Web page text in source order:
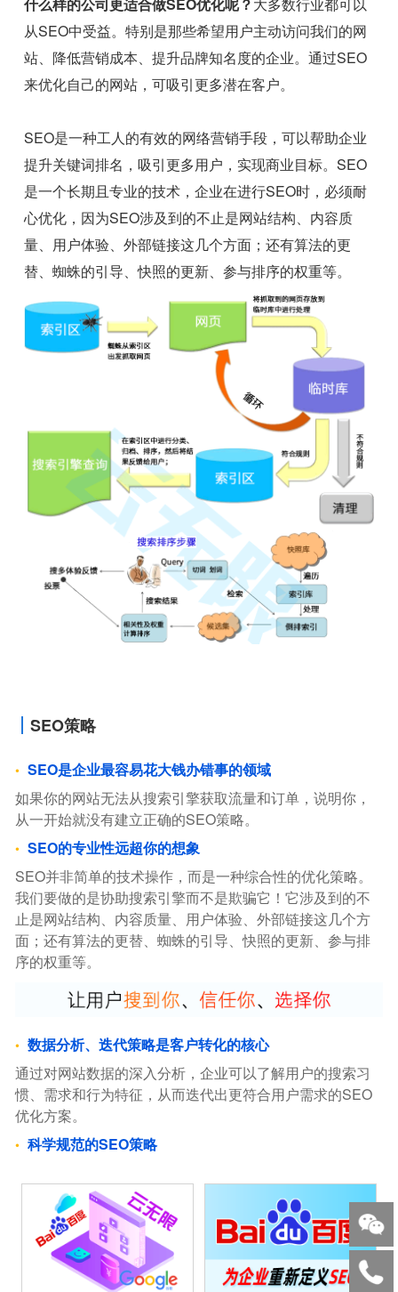
什么样的公司更适合做SEO优化呢？大多数行业都可以
从SEO中受益。特别是那些希望用户主动访问我们的网
站、降低营销成本、提升品牌知名度的企业。通过SEO
来优化自己的网站，可吸引更多潜在客户。
SEO是一种工人的有效的网络营销手段，可以帮助企业
提升关键词排名，吸引更多用户，实现商业目标。SEO
是一个长期且专业的技术，企业在进行SEO时，必须耐
心优化，因为SEO涉及到的不止是网站结构、内容质
量、用户体验、外部链接这几个方面；还有算法的更
替、蜘蛛的引导、快照的更新、参与排序的权重等。
SEO策略
SEO是企业最容易花大钱办错事的领域
如果你的网站无法从搜索引擎获取流量和订单，说明你，
从一开始就没有建立正确的SEO策略。
SEO的专业性远超你的想象
SEO并非简单的技术操作，而是一种综合性的优化策略。
我们要做的是协助搜索引擎而不是欺骗它！它涉及到的不
止是网站结构、内容质量、用户体验、外部链接这几个方
面；还有算法的更替、蜘蛛的引导、快照的更新、参与排
序的权重等。
数据分析、迭代策略是客户转化的核心
通过对网站数据的深入分析，企业可以了解用户的搜索习
惯、需求和行为特征，从而迭代出更符合用户需求的SEO
优化方案。
科学规范的SEO策略